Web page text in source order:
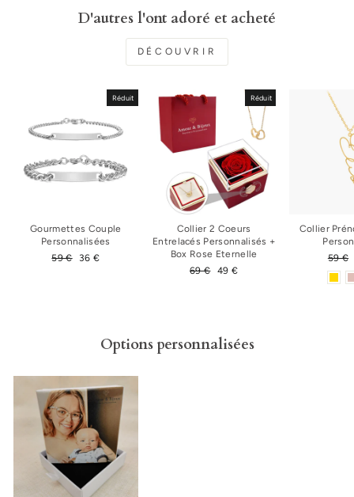
D'autres l'ont adoré et acheté
DÉCOUVRIR
Réduit
Gourmettes Couple
Personnalisées
Prix
59 €
Prix
36 €
Réduit
Collier 2 Coeurs
Entrelacés Personnalisés +
Box Rose Eternelle
Prix
69 €
Prix
49 €
Collier
Prix
59 €
Options personnalisées